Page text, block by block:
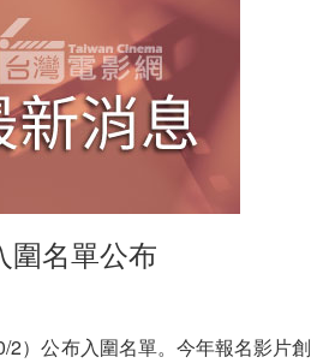
圍名單公布
2）公布入圍名單。今年報名影片創